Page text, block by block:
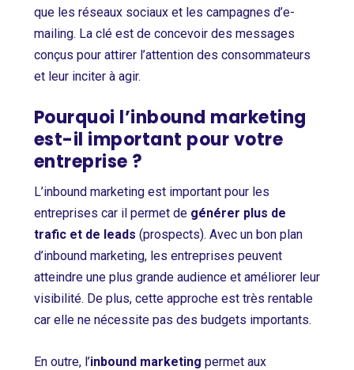
que les réseaux sociaux et les campagnes d’e-
mailing. La clé est de concevoir des messages
conçus pour attirer l’attention des consommateurs
et leur inciter à agir.
Pourquoi l’inbound marketing
est-il important pour votre
entreprise ?
L’inbound marketing est important pour les
entreprises car il permet de générer plus de
trafic et de leads (prospects). Avec un bon plan
d’inbound marketing, les entreprises peuvent
atteindre une plus grande audience et améliorer leur
visibilité. De plus, cette approche est très rentable
car elle ne nécessite pas des budgets importants.
En outre, l’inbound marketing permet aux